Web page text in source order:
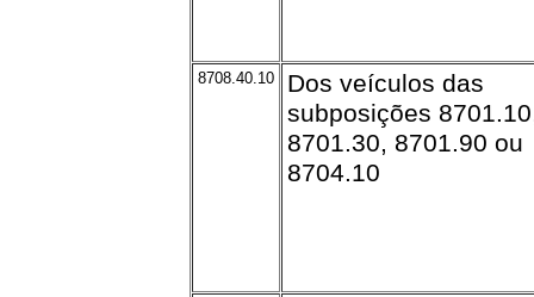
8708.40.10
Dos veículos das
subposições
8701.30, 8701.90 ou
8704.10